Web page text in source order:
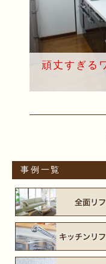
頑丈すぎる
事例一覧